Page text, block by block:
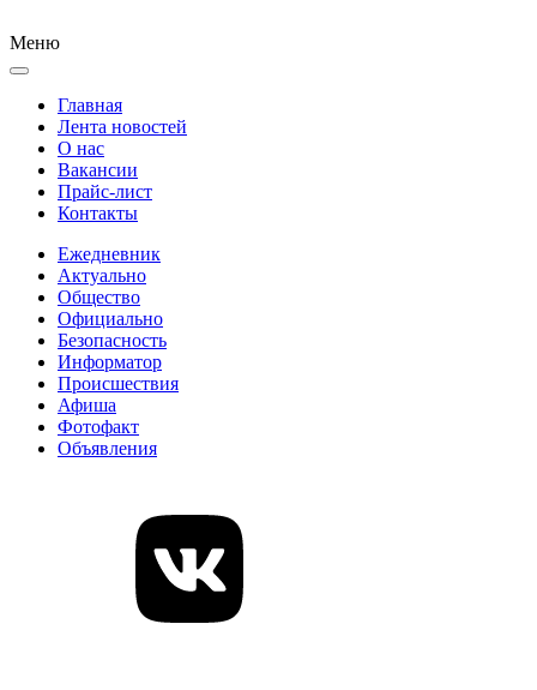
Меню
Главная
Лента новостей
О нас
Вакансии
Прайс-лист
Контакты
Ежедневник
Актуально
Общество
Официально
Безопасность
Информатор
Происшествия
Афиша
Фотофакт
Объявления